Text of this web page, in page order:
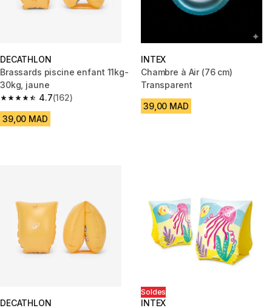
DECATHLON
Brassards piscine enfant 11kg-
30kg, jaune
4.7
4.7 out of 5 stars from 162 reviews
(162)
39,00 MAD
INTEX
Chambre à Air (76 cm)
Transparent
39,00 MAD
DECATHLON
Soldes
INTEX